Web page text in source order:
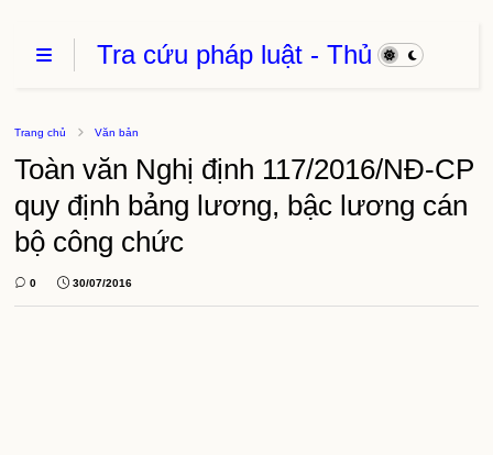
Tra cứu pháp luật - Thủ
thuật phần mềm
Trang chủ Văn bản
Toàn văn Nghị định 117/2016/NĐ-CP
quy định bảng lương, bậc lương cán
bộ công chức
0 30/07/2016